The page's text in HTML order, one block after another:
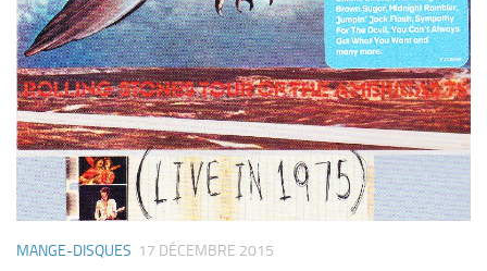
MANGE-DISQUES 17 DÉCEMBRE 2015